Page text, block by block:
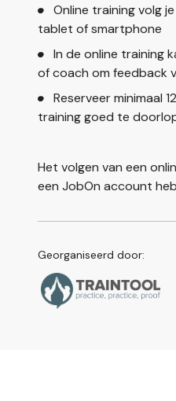
Online training volg
tablet of smartphone
In de online training
of coach om feedback
Reserveer minimaal
training goed te
Het volgen van een
een JobOn account
Georganiseerd door: